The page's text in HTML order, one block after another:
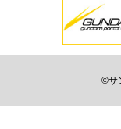
©サ